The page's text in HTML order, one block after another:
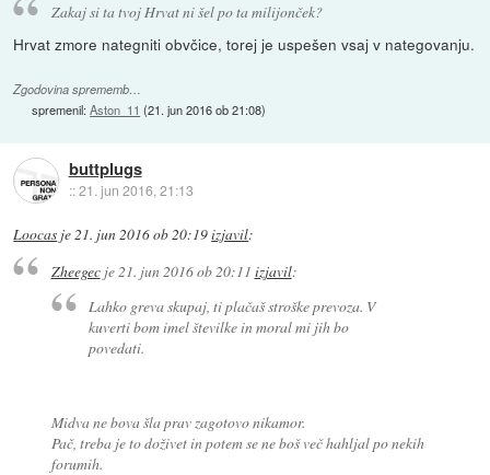
Zakaj si ta tvoj Hrvat ni šel po ta milijonček?
Hrvat zmore nategniti obvčice, torej je uspešen vsaj v nategovanju.
Zgodovina sprememb…
spremenil:Aston_11 (21. jun 2016 ob 21:08)
buttplugs
::21. jun 2016, 21:13
Loocas je21. jun 2016 ob 20:19izjavil:
Zheegecje 21. jun 2016 ob 20:11 izjavil:
Lahko greva skupaj, ti plačaš stroške prevoza. V
kuverti bom imel številke in moral mi jih bo
povedati.
Midva ne bova šla prav zagotovo nikamor.
Pač, treba je to doživet in potem se ne boš več hahljal po nekih
forumih.